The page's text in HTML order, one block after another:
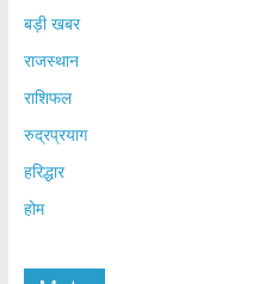
बड़ी खबर
राजस्थान
राशिफल
रुद्रप्रयाग
हरिद्धार
होम